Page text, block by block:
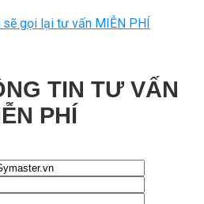
sẽ gọi lại tư vấn MIỄN PHÍ
TIN TƯ VẤN
PHÍ